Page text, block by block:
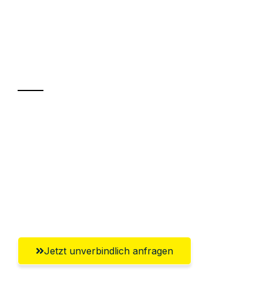
Jetzt unverbindlich anfragen